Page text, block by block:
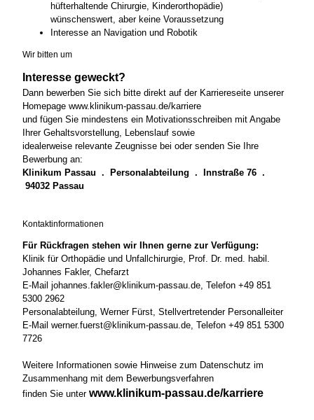
hüfterhaltende Chirurgie, Kinderorthopädie)
wünschenswert, aber keine Voraussetzung
Interesse an Navigation und Robotik
Wir bitten um
Interesse geweckt?
Dann bewerben Sie sich bitte direkt auf der Karriereseite unserer
Homepage www.klinikum-passau.de/karriere
und fügen Sie mindestens ein Motivationsschreiben mit Angabe
Ihrer Gehaltsvorstellung, Lebenslauf sowie
idealerweise relevante Zeugnisse bei oder senden Sie Ihre
Bewerbung an:
Klinikum Passau . Personalabteilung . Innstraße 76 .
94032 Passau
Kontaktinformationen
Für Rückfragen stehen wir Ihnen gerne zur Verfügung:
Klinik für Orthopädie und Unfallchirurgie, Prof. Dr. med. habil.
Johannes Fakler, Chefarzt
E-Mail johannes.fakler@klinikum-passau.de, Telefon +49 851
5300 2962
Personalabteilung, Werner Fürst, Stellvertretender Personalleiter
E-Mail werner.fuerst@klinikum-passau.de, Telefon +49 851 5300
7726
Weitere Informationen sowie Hinweise zum Datenschutz im
Zusammenhang mit dem Bewerbungsverfahren
finden Sie unter www.klinikum-passau.de/karriere